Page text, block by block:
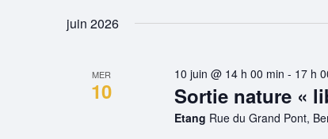
ÉVÈNEMENTS
juin 2026
MER
10
10 juin @ 14 h 00 min - 17 h
Sortie nature «
Etang Rue du Grand Pont,